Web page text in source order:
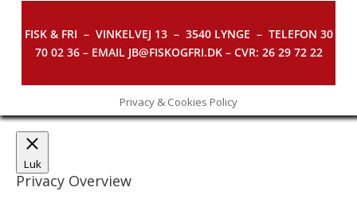
FISK & FRI – VINKELVEJ 13 – 3540 LYNGE – TELEFON 30
70 02 36 – EMAIL JB@FISKOGFRI.DK – CVR: 26 29 72 22
Privacy & Cookies Policy
Luk
Privacy Overview